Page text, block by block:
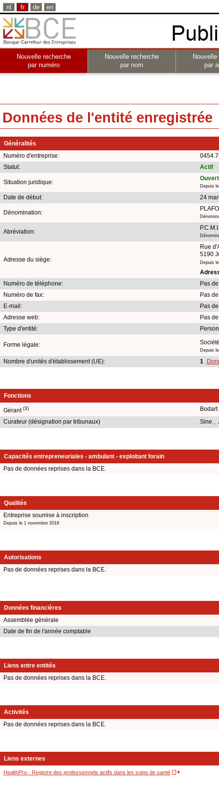
nl fr de en
Nouvelle recherche
par numéro
Nouvelle recherche
par nom
par
Données de l'entité enregistrée
Généralités
Numéro d'entreprise:
Statut:
Actif
Situation juridique:
Depuis
Date de début: 24
Dénomination:
Abréviation:
P.C.M.I.
Adresse du siège:
Rue
5190
Depuis
Numéro de téléphone:
Pas
Numéro de fax:
Pas
E-mail:
Pas
Adresse web:
Pas
Type d'entité:
Forme légale:
Depuis
Nombre d'unités d'établissement (UE): 1
Fonctions
Gérant(3)
Curateur (désignation par tribunaux)
Sine ,
Capacités entrepreneuriales - ambulant - exploitant forain
Pas de données reprises dans la BCE.
Qualités
Entreprise soumise à inscription
Depuis le 1 novembre 2018
Autorisations
Pas de données reprises dans la BCE.
Données financières
Assemblée générale
Date de fin de l'année comptable
Liens entre entités
Pas de données reprises dans la BCE.
Activités
Pas de données reprises dans la BCE.
Liens externes
HealthPro - Registre des professionnels actifs dans les soins de santé